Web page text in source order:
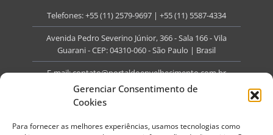
Gerenciar Consentimento de
Cookies
Para fornecer as melhores experiências, usamos tecnologias como
Telefones:+55 (11) 2579-9697 | +55 (11) 5587-4334
Avenida Pedro Severino Júnior, 366 - Sala 166 - Vila
Guarani - CEP: 04310-060 - São Paulo | Brasil
E-mail:contato@portaldoenvelhecimento.com.br
Website:portaldoenvelhecimento.com.br